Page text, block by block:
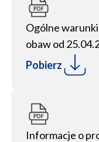
Ogólne
obaw od
Pobierz
Informacje o